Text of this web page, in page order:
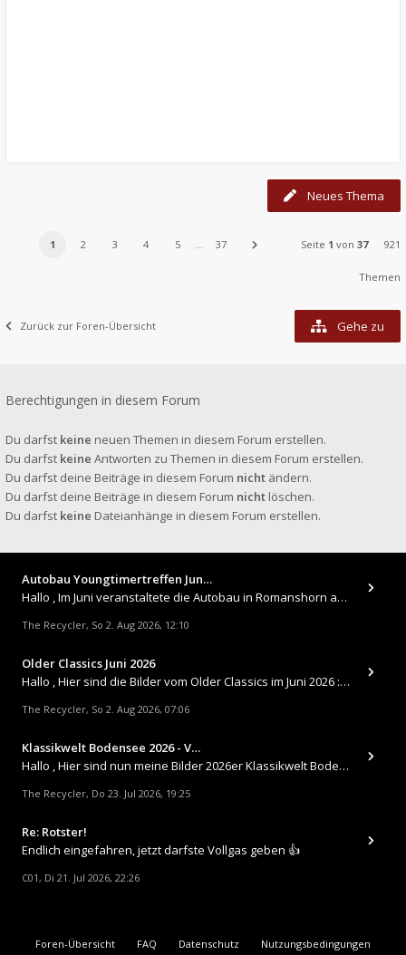
Neues Thema
1 2 3 4 5 … 37 Seite 1 von 37 921
Themen
Zurück zur Foren-Übersicht Gehe zu
Berechtigungen in diesem Forum
Du darfst keine neuen Themen in diesem Forum erstellen.
Du darfst keine Antworten zu Themen in diesem Forum erstellen.
Du darfst deine Beiträge in diesem Forum nicht ändern.
Du darfst deine Beiträge in diesem Forum nicht löschen.
Du darfst keine Dateianhänge in diesem Forum erstellen.
Autobau Youngtimertreffen Jun…
Hallo , Im Juni veranstaltete die Autobau in Romanshorn auf ihrem Gelände ein kleines Youngtimertreffen : https://up.
The Recycler, So 2. Aug 2026, 12:10
Older Classics Juni 2026
​Hallo , Hier sind die Bilder vom Older Classics im Juni 2026 : https://up.picr.de/51155940wd.jpg https://up.pic
The Recycler, So 2. Aug 2026, 07:06
Klassikwelt Bodensee 2026 - V…
Hallo , Hier sind nun meine Bilder 2026er Klassikwelt Bodensee 😀 https://up.picr.de/51125547rb.jpg https://up.pi
The Recycler, Do 23. Jul 2026, 19:25
Re: Rotster!
Endlich eingefahren, jetzt darfste Vollgas geben 👍
C01, Di 21. Jul 2026, 22:26
Foren-Übersicht FAQ Datenschutz Nutzungsbedingungen